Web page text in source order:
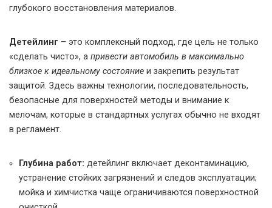
глубокого восстановления материалов.
Детейлинг – это комплексный подход, где цель не только
«сделать чисто», а привести автомобиль в максимально
близкое к идеальному состояние и закрепить результат
защитой. Здесь важны технологии, последовательность,
безопасные для поверхностей методы и внимание к
мелочам, которые в стандартных услугах обычно не входят
в регламент.
Глубина работ: детейлинг включает деконтаминацию,
устранение стойких загрязнений и следов эксплуатации;
мойка и химчистка чаще ограничиваются поверхностной